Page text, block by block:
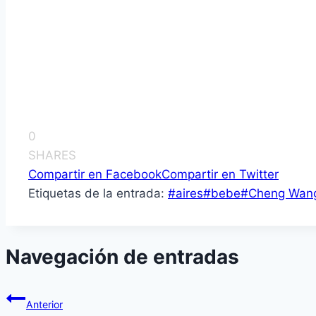
0
SHARES
Compartir en FacebookCompartir en Twitter
Etiquetas de la entrada: #aires#bebe#Cheng
Navegación de entradas
Anterior